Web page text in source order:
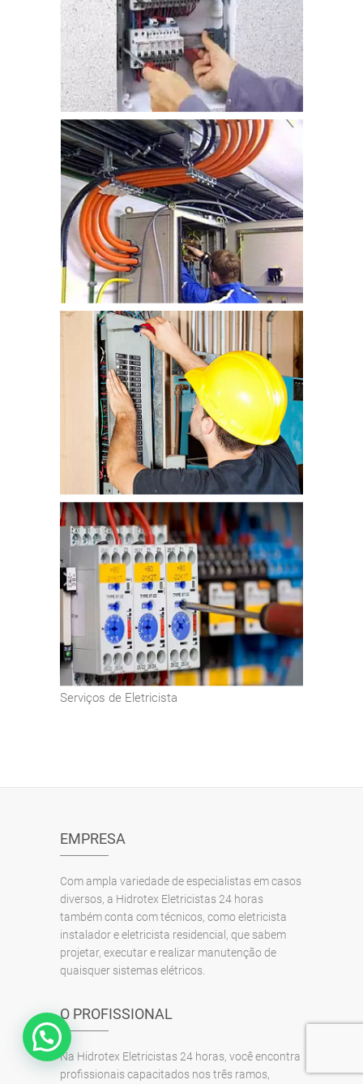
Serviços de Eletricista
EMPRESA
Com ampla variedade de especialistas em casos
diversos, a Hidrotex Eletricistas 24 horas
também conta com técnicos, como eletricista
instalador e eletricista residencial, que sabem
projetar, executar e realizar manutenção de
quaisquer sistemas elétricos.
O PROFISSIONAL
Na Hidrotex Eletricistas 24 horas, você encontra
profissionais capacitados nos três ramos,
Precisa de ajuda?